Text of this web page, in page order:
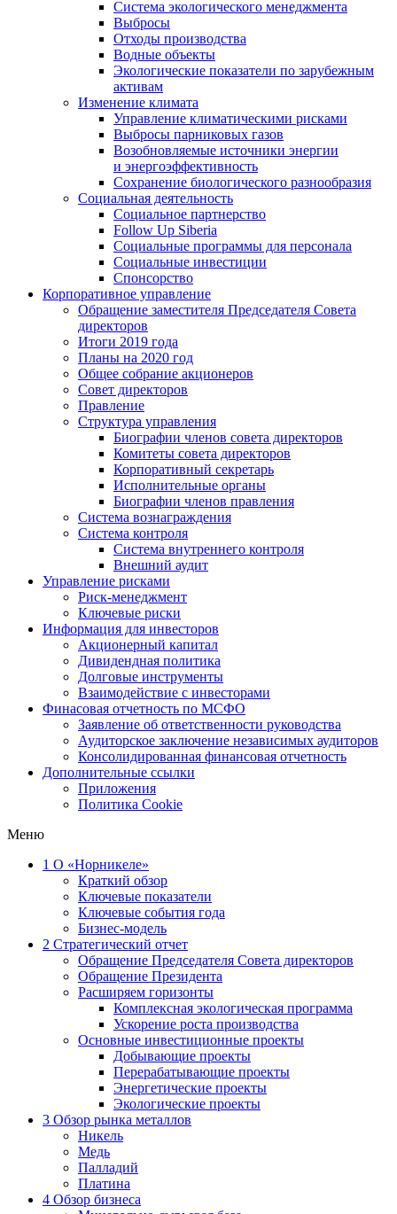
Система экологического менеджмента
Выбросы
Отходы производства
Водные объекты
Экологические показатели по зарубежным
активам
Изменение климата
Управление климатическими рисками
Выбросы парниковых газов
Возобновляемые источники энергии
и энергоэффективность
Сохранение биологического разнообразия
Социальная деятельность
Социальное партнерство
Follow Up Siberia
Социальные программы для персонала
Социальные инвестиции
Спонсорство
Корпоративное управление
Обращение заместителя Председателя Совета
директоров
Итоги 2019 года
Планы на 2020 год
Общее собрание акционеров
Совет директоров
Правление
Структура управления
Биографии членов совета директоров
Комитеты совета директоров
Корпоративный секретарь
Исполнительные органы
Биографии членов правления
Система вознаграждения
Система контроля
Система внутреннего контроля
Внешний аудит
Управление рисками
Риск-менеджмент
Ключевые риски
Информация для инвесторов
Акционерный капитал
Дивидендная политика
Долговые инструменты
Взаимодействие с инвеcторами
Финасовая отчетность по МСФО
Заявление об ответственности руководства
Аудиторское заключение независимых аудиторов
Консолидированная финансовая отчетность
Дополнительные ссылки
Приложения
Политика Cookie
Меню
1 О «Норникеле»
Краткий обзор
Ключевые показатели
Ключевые события года
Бизнес-модель
2 Стратегический отчет
Обращение Председателя Совета директоров
Обращение Президента
Расширяем горизонты
Комплексная экологическая программа
Ускорение роста производства
Основные инвестиционные проекты
Добывающие проекты
Перерабатывающие проекты
Энергетические проекты
Экологические проекты
3 Обзор рынка металлов
Никель
Медь
Палладий
Платина
4 Обзор бизнеса